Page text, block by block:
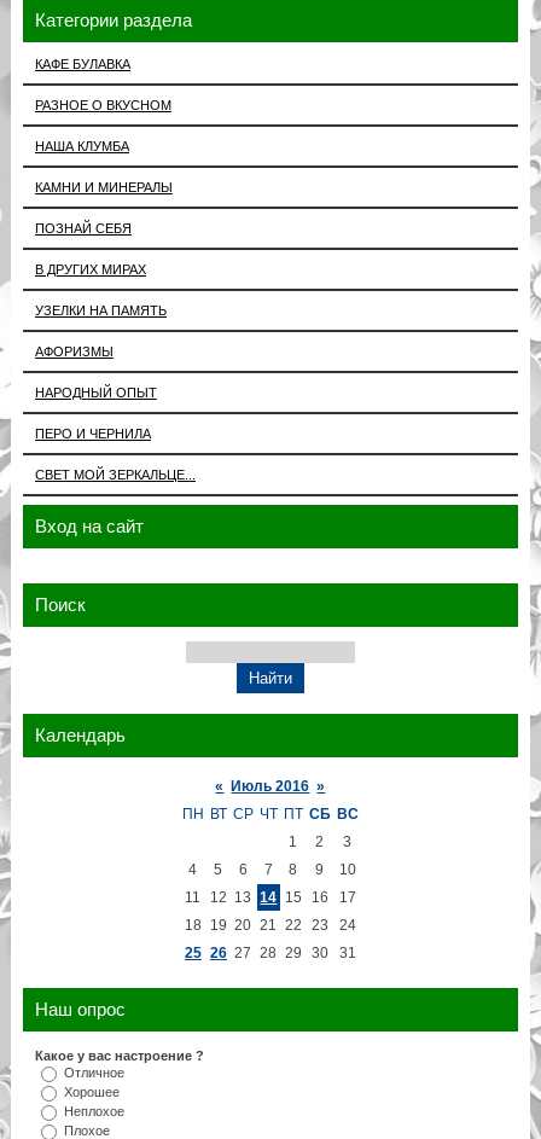
Категории раздела
КАФЕ БУЛАВКА
РАЗНОЕ О ВКУСНОМ
НАША КЛУМБА
КАМНИ И МИНЕРАЛЫ
ПОЗНАЙ СЕБЯ
В ДРУГИХ МИРАХ
УЗЕЛКИ НА ПАМЯТЬ
АФОРИЗМЫ
НАРОДНЫЙ ОПЫТ
ПЕРО И ЧЕРНИЛА
СВЕТ МОЙ ЗЕРКАЛЬЦЕ...
Вход на сайт
Поиск
Календарь
« Июль 2016 »
ПН ВТ СР ЧТ ПТ СБ ВС
1
2
3
4
5 6 7 8 9
10
11
12 13 14 15 16
17
18
19 20 21 22 23
24
25 26 27 28 29 30 31
Наш опрос
Какое у вас настроение ?
Отличное
Хорошее
Неплохое
Плохое